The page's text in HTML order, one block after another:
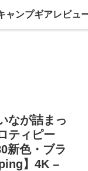
なが詰まっ
ティピー
新色・ブラ
】4K –
ャンプギアレビュ